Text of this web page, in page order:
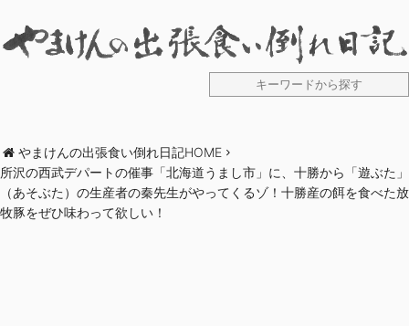
やまけんの出張食い倒れ日記HOME
所沢の西武デパートの催事「北海道うまし市」に、十勝から「遊ぶた」
（あそぶた）の生産者の秦先生がやってくるゾ！十勝産の餌を食べた放
牧豚をぜひ味わって欲しい！